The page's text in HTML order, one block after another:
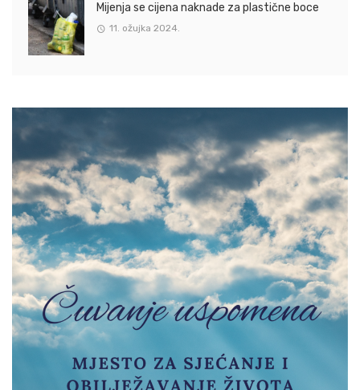
Mijenja se cijena naknade za plastične boce
11. ožujka 2024.